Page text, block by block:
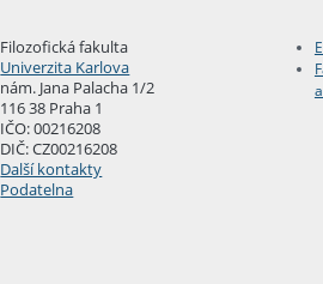
Filozofická fakulta
Univerzita Karlova
nám. Jana Palacha 1/2
116 38 Praha 1
IČO: 00216208
DIČ: CZ00216208
Další kontakty
Podatelna